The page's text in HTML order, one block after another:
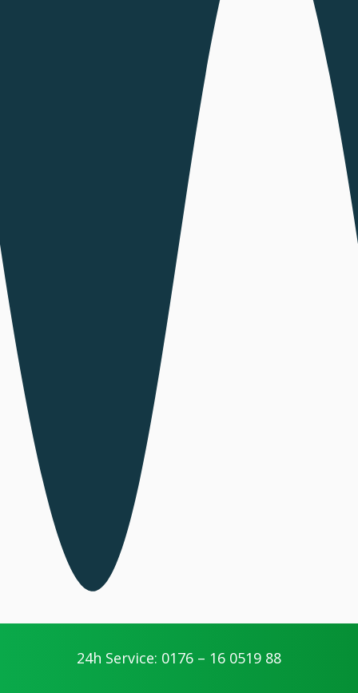
24h Service: 0176 – 16 0519 88